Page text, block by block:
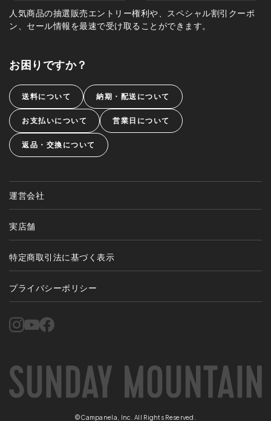
人気商品の抽選販売エントリー権利や、スペシャル割引クーポ
ン、セール情報を最速で受け取ることができます。
お困りですか？
送料について 納期・配送について
お支払いについて 営業日について
返品・交換について
運営会社
実店舗
特定商取引法に基づく表示
プライバシーポリシー
©Campanela, Inc. All Rights Reserved.